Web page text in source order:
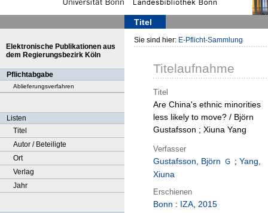
Titel
Elektronische Publikationen aus
dem Regierungsbezirk Köln
Pflichtabgabe
Ablieferungsverfahren
Listen
Titel
Autor / Beteiligte
Ort
Verlag
Jahr
Sie sind hier: E-Pflicht-Sammlung
Titelaufnahme
Titel
Are China's ethnic minorities
less likely to move? / Björn
Gustafsson ; Xiuna Yang
Verfasser
Gustafsson, Björn ; Yang,
Xiuna
Erschienen
Bonn : IZA, 2015